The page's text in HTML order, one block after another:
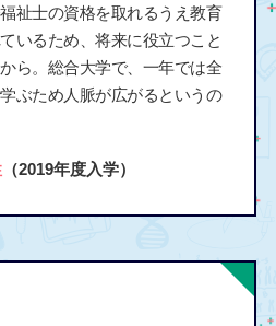
祉士の資格を取れるうえ教育
いるため、将来に役立つこと
ら。総合大学で、一年では全
ぶため人脈が広がるというの
（2019年度入学）